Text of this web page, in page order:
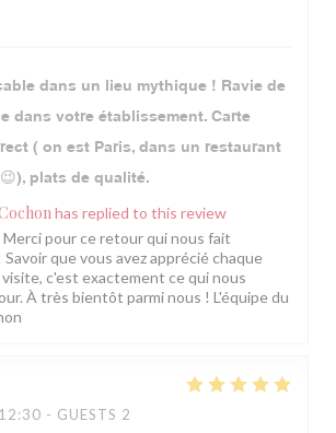
dans un lieu mythique ! Ravie de
dans votre établissement. Carte
( on est Paris, dans un restaurant
plats de qualité.
has replied to this review
Merci pour ce retour qui nous fait
que vous avez apprécié chaque
c'est exactement ce qui nous
À très bientôt parmi nous ! L'équipe du
- GUESTS 2